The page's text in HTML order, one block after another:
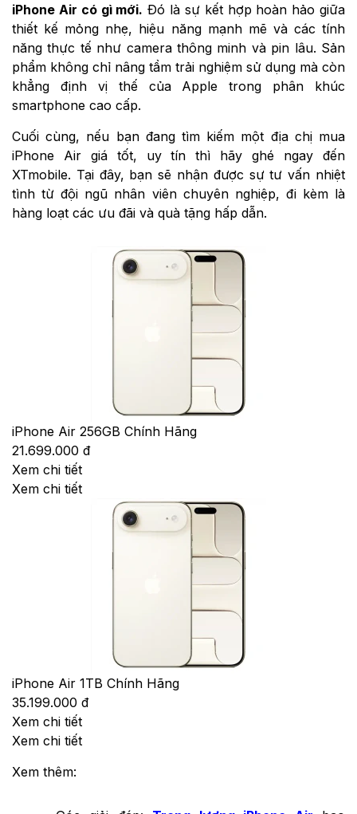
iPhone Air có gì mới. Đó là sự kết hợp hoàn hảo giữa
thiết kế mỏng nhẹ, hiệu năng mạnh mẽ và các tính
năng thực tế như camera thông minh và pin lâu. Sản
phẩm không chỉ nâng tầm trải nghiệm sử dụng mà còn
khẳng định vị thế của Apple trong phân khúc
smartphone cao cấp.
Cuối cùng, nếu bạn đang tìm kiếm một địa chị mua
iPhone Air giá tốt, uy tín thì hãy ghé ngay đến
XTmobile. Tại đây, bạn sẽ nhận được sự tư vấn nhiệt
tình từ đội ngũ nhân viên chuyên nghiệp, đi kèm là
hàng loạt các ưu đãi và quà tặng hấp dẫn.
iPhone Air 256GB Chính Hãng
21.699.000 đ
Xem chi tiết
Xem chi tiết
iPhone Air 1TB Chính Hãng
35.199.000 đ
Xem chi tiết
Xem chi tiết
Xem thêm: